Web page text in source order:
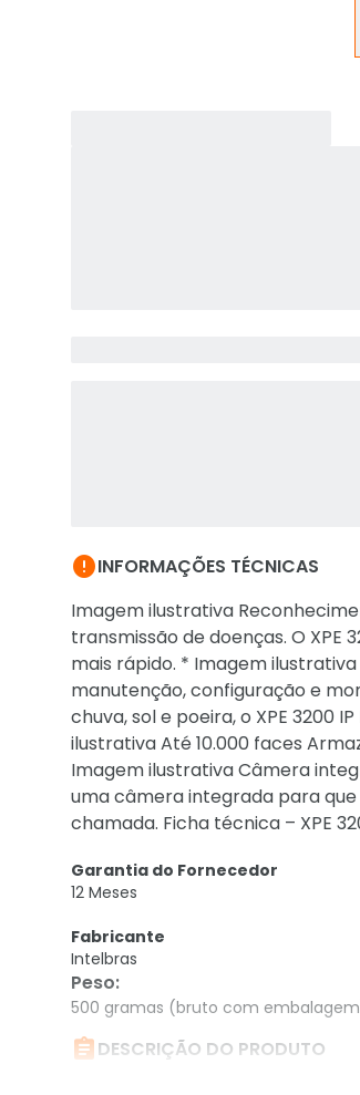
INFORMAÇÕES TÉCNICAS
Imagem ilustrativa
transmissão de doenças. O
mais rápido. * Imagem
manutenção, configuração e
chuva, sol e poeira, o XPE 3200
ilustrativa Até 10.000 faces
Imagem ilustrativa Câmera
uma câmera integrada para
chamada. Ficha técnica – XPE
Garantia do Fornecedor
12 Meses
Fabricante
Intelbras
Peso:
500 gramas (bruto com
DESCRIÇÃO DO PRODUTO